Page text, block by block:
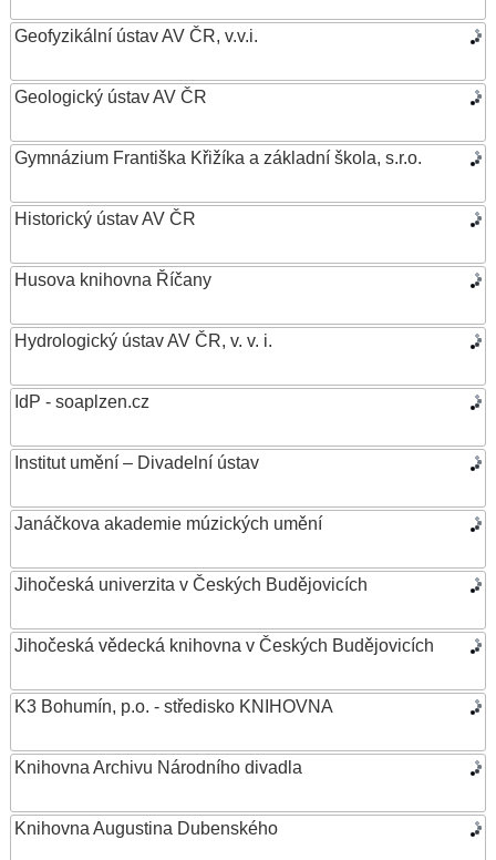
Geofyzikální ústav AV ČR, v.v.i.
Geologický ústav AV ČR
Gymnázium Františka Křižíka a základní škola, s.r.o.
Historický ústav AV ČR
Husova knihovna Říčany
Hydrologický ústav AV ČR, v. v. i.
IdP - soaplzen.cz
Institut umění – Divadelní ústav
Janáčkova akademie múzických umění
Jihočeská univerzita v Českých Budějovicích
Jihočeská vědecká knihovna v Českých Budějovicích
K3 Bohumín, p.o. - středisko KNIHOVNA
Knihovna Archivu Národního divadla
Knihovna Augustina Dubenského